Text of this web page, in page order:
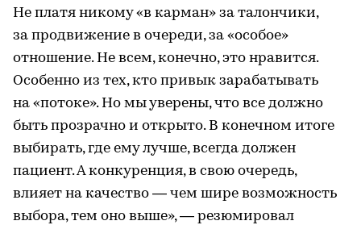
Не платя никому «в карман» за талончики,
за продвижение в очереди, за «особое»
отношение. Не всем, конечно, это нравится.
Особенно из тех, кто привык зарабатывать
на «потоке». Но мы уверены, что все должно
быть прозрачно и открыто. В конечном итоге
выбирать, где ему лучше, всегда должен
пациент. А конкуренция, в свою очередь,
влияет на качество — чем шире возможность
выбора, тем оно выше», — резюмировал